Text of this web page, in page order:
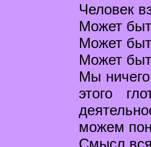
Человек
Может
Может
Может
Мы
этого
можем
Смысл